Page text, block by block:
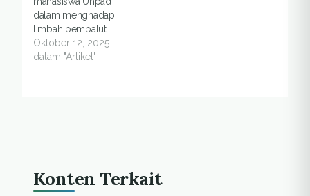
dalam menghadapi
limbah pembalut
Oktober 12, 2025
dalam "Artikel"
Konten Terkait